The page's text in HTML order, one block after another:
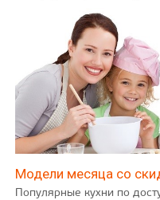
Модели месяца со
Популярные кухни по